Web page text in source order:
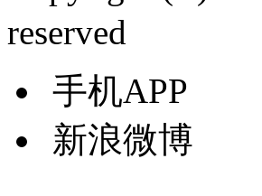
reserved
手机APP
新浪微博